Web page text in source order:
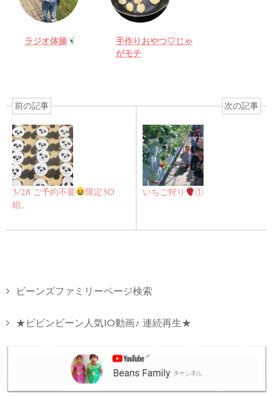
ラジオ体操
手作りおやつ♡じゃ
がモチ
前の記事
3/28 ご予約不要
限定30
組。
次の記事
いちご狩り ①
ビーンズファミリーページ検索
★ビビンビーン人気10動画♪ 連続再生★